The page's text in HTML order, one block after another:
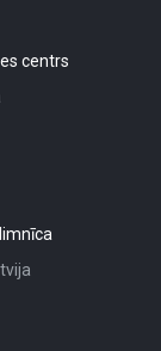
centrs